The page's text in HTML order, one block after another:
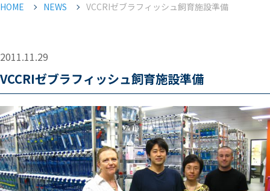
HOME NEWS VCCRIゼブラフィッシュ飼育施設準備
2011.11.29
VCCRIゼブラフィッシュ飼育施設準備